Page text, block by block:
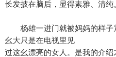
长发披在脑后，显得素雅、清纯
杨雄一进门就被妈妈的样子
幺大只是在电视里见
过这幺漂亮的女人。是我的介绍